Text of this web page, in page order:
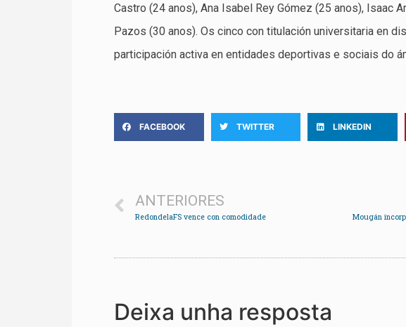
Castro (24 anos), Ana Isabel Rey Gómez (25 anos), Isaac
Pazos (30 anos). Os cinco con titulación universitaria en
participación activa en entidades deportivas e sociais do
FACEBOOK TWITTER LINKEDIN
ANTERIORES
RedondelaFS vence con comodidade
Deixa unha resposta